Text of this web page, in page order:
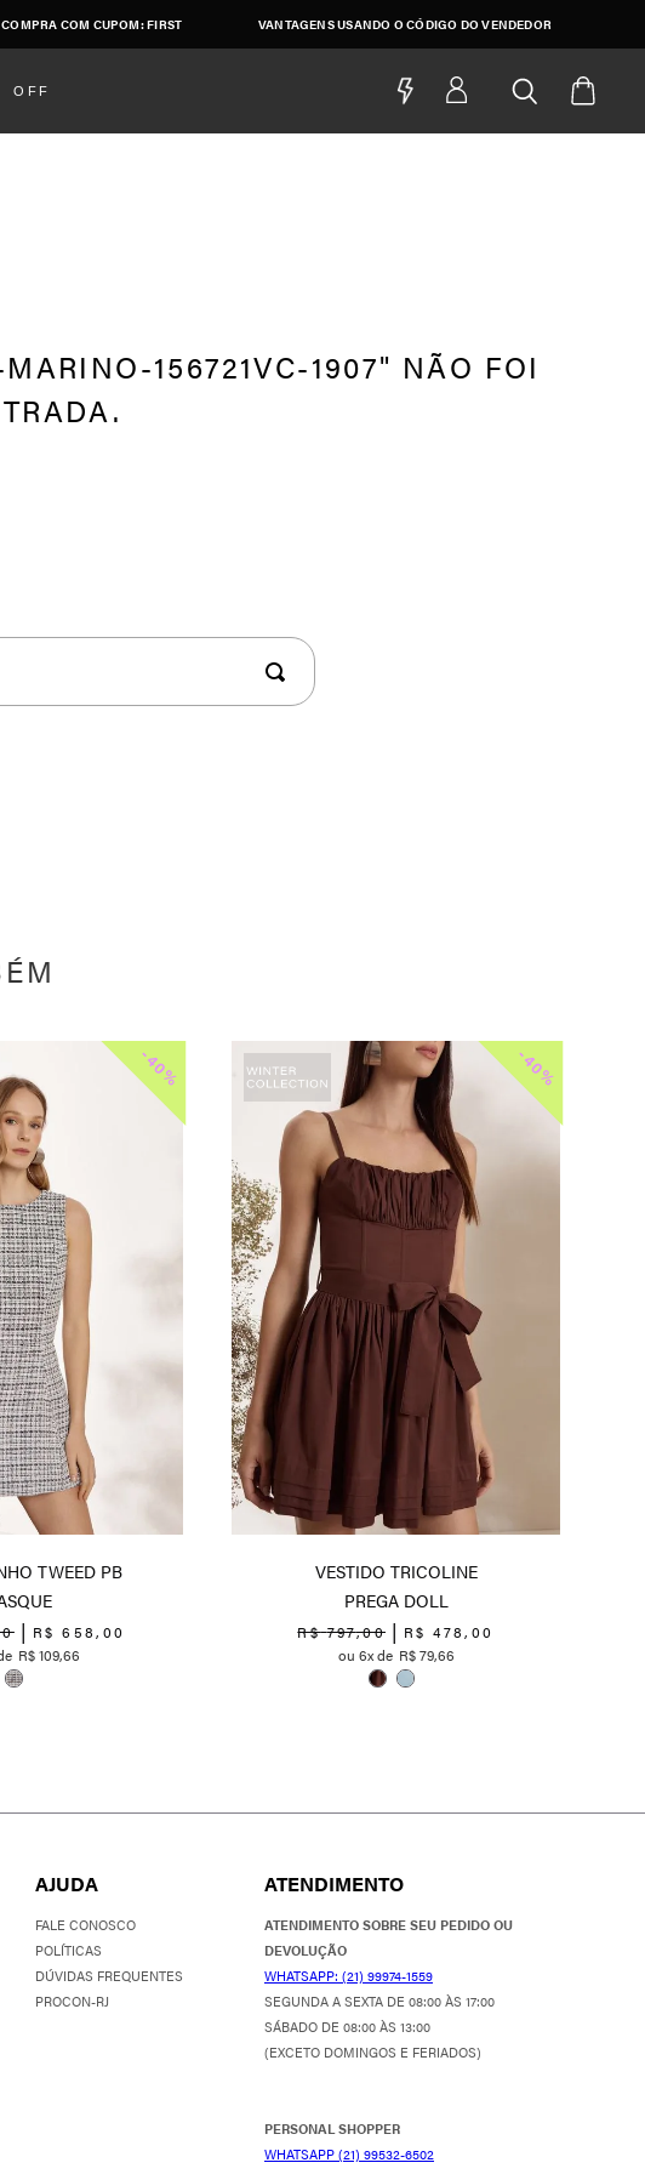
COM CUPOM: FIRST VANTAGENS USANDO O CÓDIGO DO VENDEDOR
OFF
156721VC-1907
-
40%
TWEED PB
R$ 658, 00
R$109,66
-
40%
VESTIDO TRICOLINE
PREGA DOLL
R$ 797,00 R$ 478, 00
6
R$79,66
AJUDA
FALE CONOSCO
POLÍTICAS
DÚVIDAS FREQUENTES
PROCON-RJ
ATENDIMENTO
ATENDIMENTO SOBRE SEU PEDIDO OU
DEVOLUÇÃO
WHATSAPP: (21) 99974-1559
SEGUNDA A SEXTA DE 08:00 ÀS 17:00
SÁBADO DE 08:00 ÀS 13:00
(EXCETO DOMINGOS E FERIADOS)
PERSONAL SHOPPER
WHATSAPP (21) 99532-6502